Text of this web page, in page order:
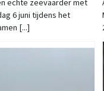
echte zeevaarder met
6 juni tijdens het
[...]